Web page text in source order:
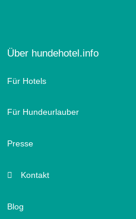
Über hundehotel.info
Für Hotels
Für Hundeurlauber
Presse
Kontakt
Blog